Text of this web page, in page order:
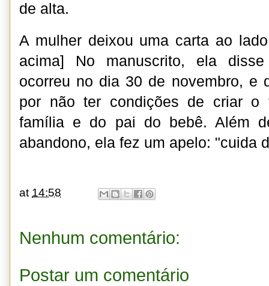
de alta.
A mulher deixou uma carta ao
acima] No manuscrito, ela
ocorreu no dia 30 de novembro, e
por não ter condições de criar o
família e do pai do bebê. Além
abandono, ela fez um apelo: "cuida
at 14:58
Nenhum comentário:
Postar um comentário